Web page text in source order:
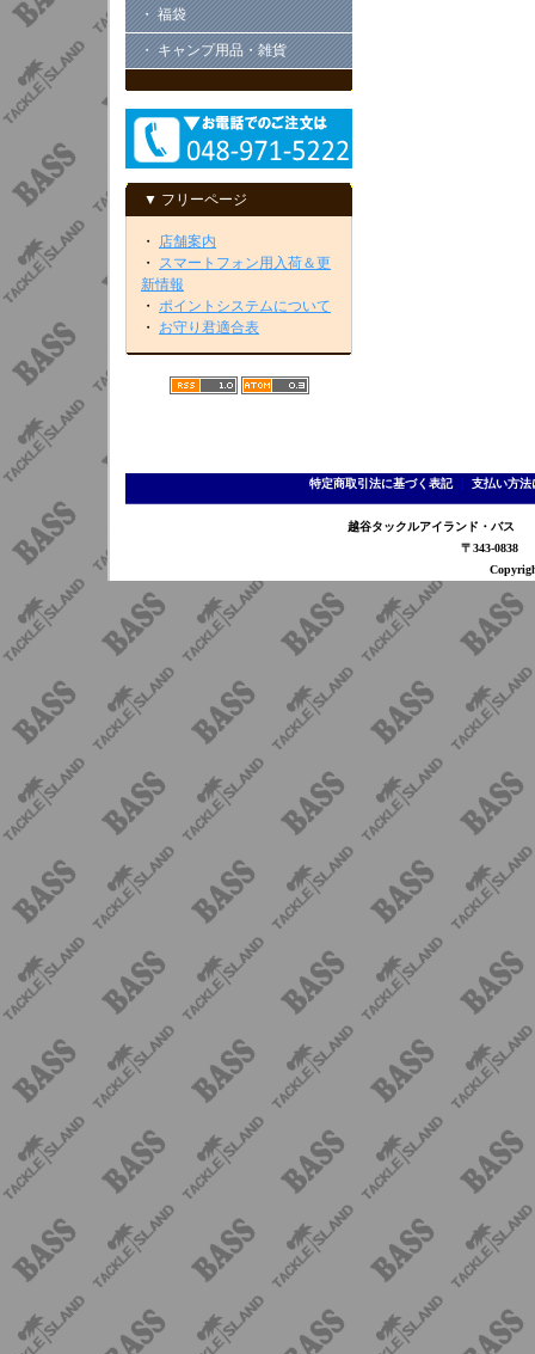
・ 福袋
・ キャンプ用品・雑貨
▼ フリーページ
・ 店舗案内
・ スマートフォン用入荷＆更
新情報
・ ポイントシステムについて
・ お守り君適合表
特定商取引法に基づく表記｜ 支払い方法
越谷タックルアイランド・バ
〒343-0838